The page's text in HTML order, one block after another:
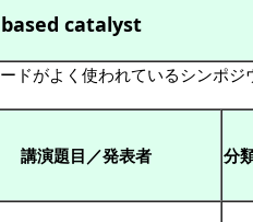
catalyst
ドがよく使われているシンポ
講演題目／発表者 分